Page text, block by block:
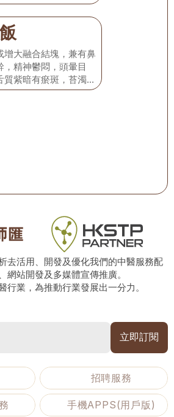
增大融合結塊，兼有鼻
精神鬱悶，頭暈目
紫暗有瘀斑，苔濁黃
去活用、開發及優化我們的中醫服務配
網站開發及多媒體宣傳推廣。
行業，為推動行業發展出一分力。
招聘服務
手機APPS(用戶版)